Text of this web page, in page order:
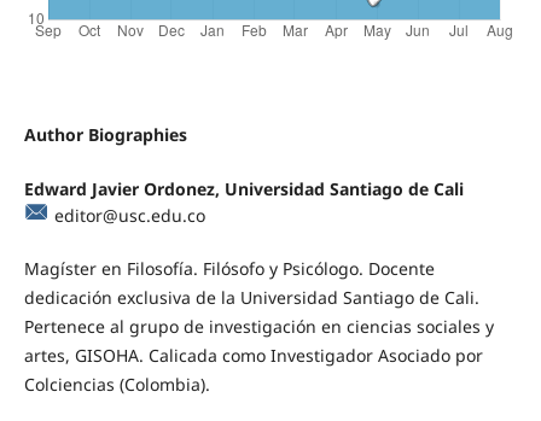
Author Biographies
Edward Javier Ordonez, Universidad Santiago de Cali
editor@usc.edu.co
Magíster en Filosofía. Filósofo y Psicólogo. Docente
dedicación exclusiva de la Universidad Santiago de Cali.
Pertenece al grupo de investigación en ciencias sociales y
artes, GISOHA. Calicada como Investigador Asociado por
Colciencias (Colombia).